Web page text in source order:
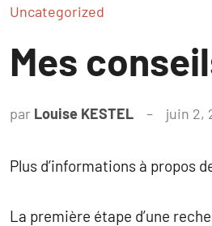
Uncategorized
Mes
par Louise KESTEL juin 2,
Plus d’informations à propos
La première étape d’une